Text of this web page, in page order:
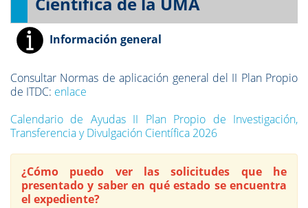
Información general
Consultar Normas de aplicación general del II Plan Propio
de ITDC: enlace
Calendario de Ayudas II Plan Propio de Investigación,
Transferencia y Divulgación Científica 2026
¿Cómo puedo ver las solicitudes que he
presentado y saber en qué estado se encuentra
el expediente?